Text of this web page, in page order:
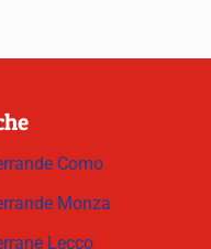
Como
Monza
Lecco